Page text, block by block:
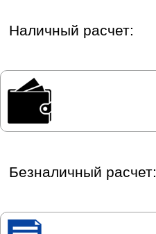
Наличный расчет:
Безналичный расчет: